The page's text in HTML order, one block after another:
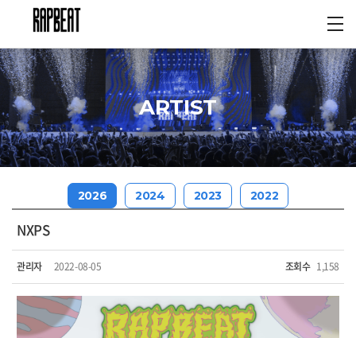
ARTIST
2026 2024 2023 2022
NXPS
관리자 2022-08-05 조회수 1,158